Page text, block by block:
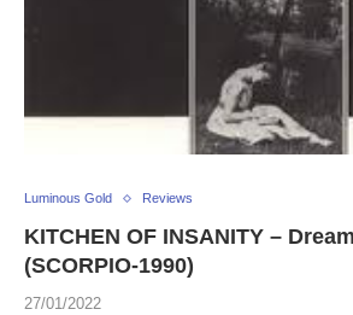
Luminous Gold Reviews
KITCHEN OF INSANITY –
(SCORPIO-1990)
27/01/2022